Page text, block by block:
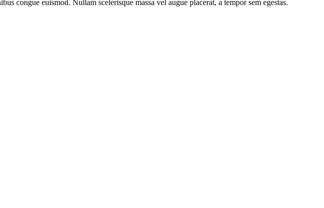
congue euismod. Nullam scelerisque massa vel augue placerat, a tempor sem egestas.